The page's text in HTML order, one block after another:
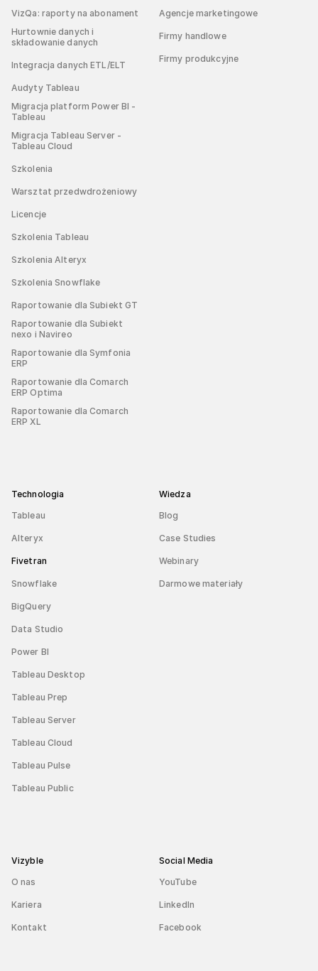
VizQa: raporty na abonament
Hurtownie danych i
składowanie danych
Integracja danych ETL/ELT
Audyty Tableau
Migracja platform Power BI -
Tableau
Migracja Tableau Server -
Tableau Cloud
Szkolenia
Warsztat przedwdrożeniowy
Licencje
Szkolenia Tableau
Szkolenia Alteryx
Szkolenia Snowflake
Raportowanie dla Subiekt GT
Raportowanie dla Subiekt
nexo i Navireo
Raportowanie dla Symfonia
ERP
Raportowanie dla Comarch
ERP Optima
Raportowanie dla Comarch
ERP XL
Agencje marketingowe
Firmy handlowe
Firmy produkcyjne
Technologia
Tableau
Alteryx
Fivetran
Snowflake
BigQuery
Data Studio
Power BI
Tableau Desktop
Tableau Prep
Tableau Server
Tableau Cloud
Tableau Pulse
Tableau Public
Wiedza
Blog
Case Studies
Webinary
Darmowe materiały
Vizyble
O nas
Kariera
Kontakt
Social Media
YouTube
LinkedIn
Facebook